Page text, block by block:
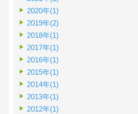
2020年(1)
2019年(2)
2018年(1)
2017年(1)
2016年(1)
2015年(1)
2014年(1)
2013年(1)
2012年(1)